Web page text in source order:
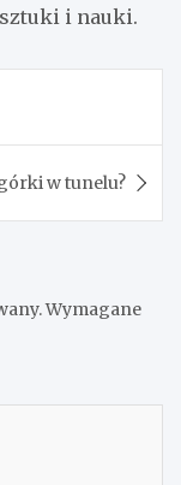
i nauki.
w tunelu?
Wymagane